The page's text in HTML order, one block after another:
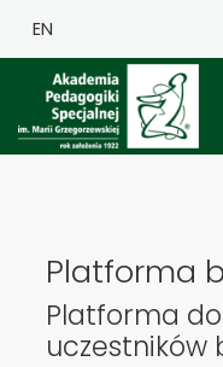
EN
Platforma
Platforma
uczestników